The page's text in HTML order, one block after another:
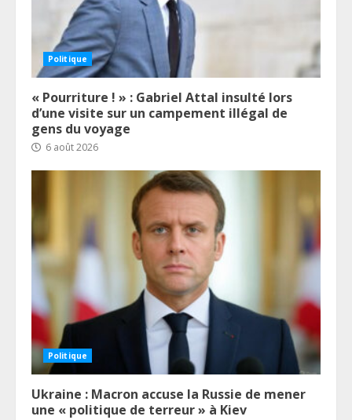
Politique
« Pourriture ! » : Gabriel Attal insulté lors
d’une visite sur un campement illégal de
gens du voyage
6 août 2026
Politique
Ukraine : Macron accuse la Russie de mener
une « politique de terreur » à Kiev